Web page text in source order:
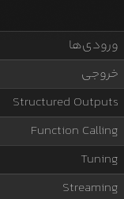
ورودی‌ها
خروجی
Structured Outputs
Function Calling
Tuning
Streaming